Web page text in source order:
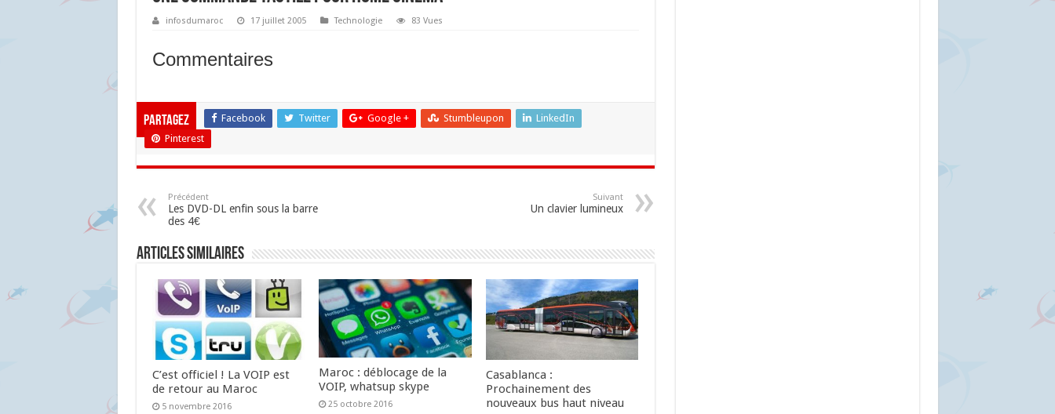
infosdumaroc 17 juillet 2005 Technologie 83 Vues
Commentaires
Partagez Facebook Twitter Google + Stumbleupon
LinkedIn
Pinterest
Précédent
Les DVD-DL enfin sous la barre
des 4€
Suivant
Un clavier lumineux
Articles similaires
C’est officiel ! La VOIP est
de retour au Maroc
5 novembre 2016
Maroc : déblocage de la
VOIP, whatsup skype
25 octobre 2016
Casablanca :
Prochainement des
nouveaux bus haut niveau